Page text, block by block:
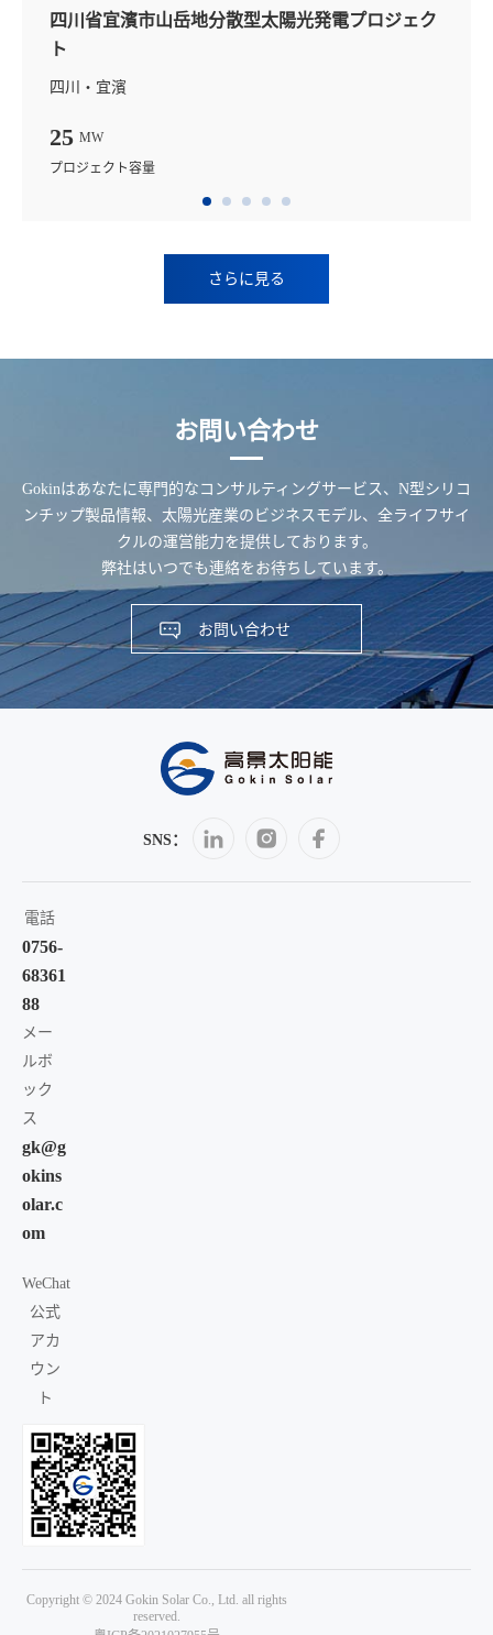
四川省宜濱市山岳地分散型太陽光発電プロジェク
ト
四川・宜濱
25 MW
プロジェクト容量
さらに見る
お問い合わせ
Gokinはあなたに専門的なコンサルティングサービス、N型シリコ
ンチップ製品情報、太陽光産業のビジネスモデル、全ライフサイ
クルの運営能力を提供しております。
弊社はいつでも連絡をお待ちしています。
お問い合わせ
SNS：
電話
0756-
68361
88
メー
ルボ
ック
ス
gk@g
okins
olar.c
om
WeChat
公式
アカ
ウン
ト
Copyright © 2024 Gokin Solar Co., Ltd. all rights
reserved.